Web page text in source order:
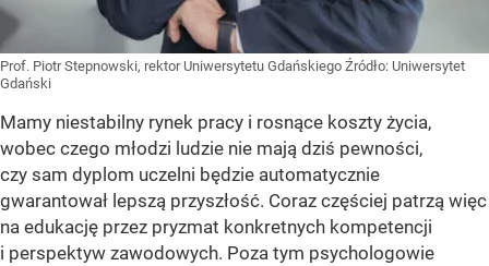
Prof. Piotr Stepnowski, rektor Uniwersytetu Gdańskiego Źródło: Uniwersytet
Gdański
Mamy niestabilny rynek pracy i rosnące koszty życia,
wobec czego młodzi ludzie nie mają dziś pewności,
czy sam dyplom uczelni będzie automatycznie
gwarantował lepszą przyszłość. Coraz częściej patrzą więc
na edukację przez pryzmat konkretnych kompetencji
i perspektyw zawodowych. Poza tym psychologowie